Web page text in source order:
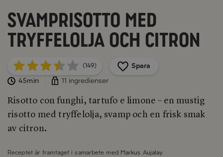
Svamprisotto med
tryffelolja och citron
(149)
Spara
45min
11 ingredienser
Risotto con funghi, tartufo e limone – en mustig
risotto med tryffelolja, svamp och en frisk smak
av citron.
Receptet är framtaget i samarbete med Markus Aujalay.